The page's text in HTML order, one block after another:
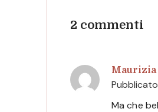
2 commenti
Maurizia
Ma che